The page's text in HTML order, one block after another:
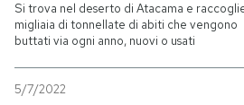
Si trova nel deserto di Atacama e
migliaia di tonnellate di abiti che vengono
buttati via ogni anno, nuovi o usati
5/7/2022